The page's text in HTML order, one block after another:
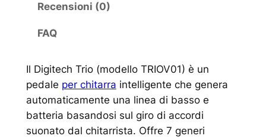
Recensioni (0)
FAQ
Il Digitech Trio (modello TRIOV01) è un
pedale per chitarra intelligente che genera
automaticamente una linea di basso e
batteria basandosi sul giro di accordi
suonato dal chitarrista. Offre 7 generi